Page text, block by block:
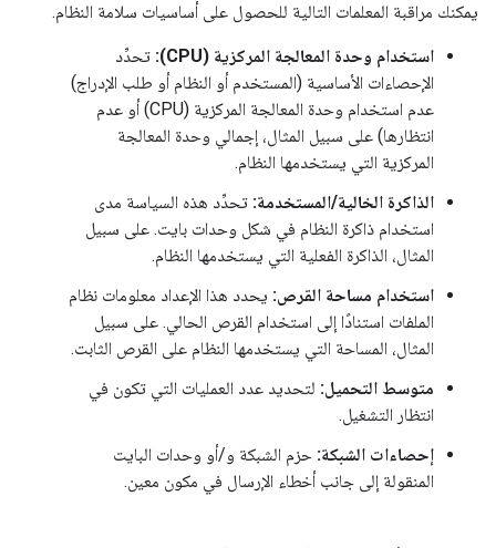
يمكنك مراقبة المعلمات التالية للحصول على أساسيات سلامة النظام.
استخدام وحدة المعالجة المركزية (CPU):
تحدِّد
الإحصاءات الأساسية (المستخدم أو النظام أو طلب الإدراج)
عدم استخدام وحدة المعالجة المركزية (CPU) أو عدم
انتظارها) على سبيل المثال، إجمالي وحدة المعالجة
المركزية التي يستخدمها النظام.
الذاكرة الخالية/المستخدمة: تحدِّد هذه السياسة مدى
استخدام ذاكرة النظام في شكل وحدات بايت. على سبيل
المثال، الذاكرة الفعلية التي يستخدمها النظام.
استخدام مساحة القرص: يحدد هذا الإعداد معلومات نظام
الملفات استنادًا إلى استخدام القرص الحالي. على سبيل
المثال، المساحة التي يستخدمها النظام على القرص الثابت.
متوسط التحميل: لتحديد عدد العمليات التي تكون في
انتظار التشغيل.
إحصاءات الشبكة: حزم الشبكة و/أو وحدات البايت
المنقولة إلى جانب أخطاء الإرسال في مكون معين.